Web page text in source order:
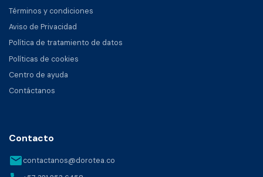
Términos y condiciones
Aviso de Privacidad
Política de tratamiento de datos
Políticas de cookies
Centro de ayuda
Contáctanos
Contacto
emailcontactanos@dorotea.co